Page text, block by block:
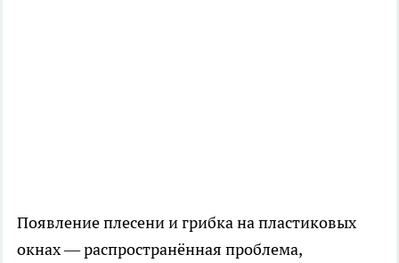
Появление плесени и грибка на пластиковых
окнах — распространённая проблема,